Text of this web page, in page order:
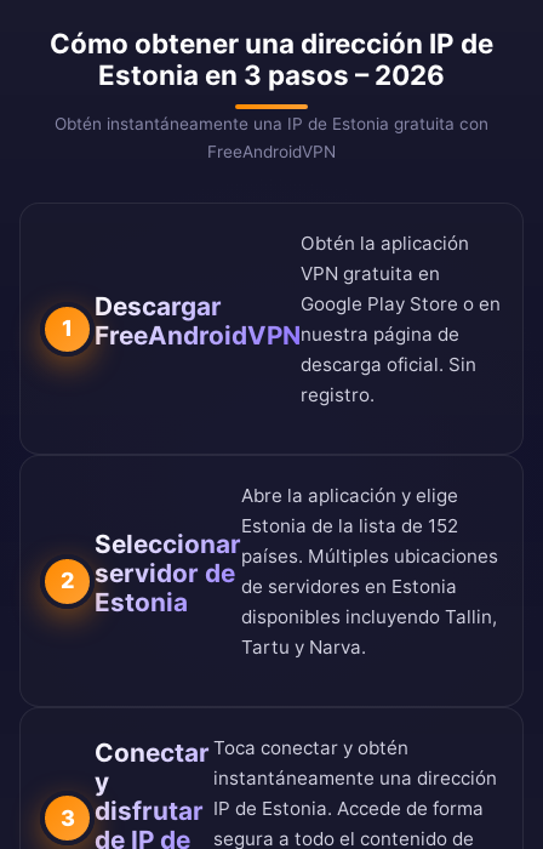
Cómo obtener una dirección IP de
Estonia en 3 pasos – 2026
Obtén instantáneamente una IP de Estonia gratuita con
FreeAndroidVPN
1
Descargar
FreeAndroidVPN
Obtén la aplicación
VPN gratuita en
Google Play Store o en
nuestra página de
descarga oficial. Sin
registro.
2
Seleccionar
servidor de
Estonia
Abre la aplicación y elige
Estonia de la lista de 152
países. Múltiples ubicaciones
de servidores en Estonia
disponibles incluyendo Tallin,
Tartu y Narva.
3
Conectar
y
disfrutar
de IP de
Toca conectar y obtén
instantáneamente una dirección
IP de Estonia. Accede de forma
segura a todo el contenido de